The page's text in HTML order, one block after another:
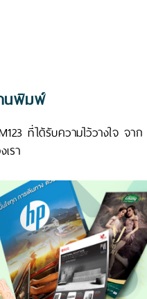
นพิมพ์
ที่ได้รับความไว้วางใจ จาก
รา